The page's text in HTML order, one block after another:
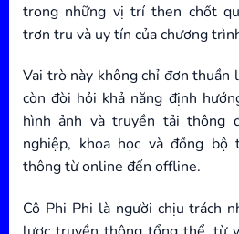
trong những vị trí then chốt
trơn tru và uy tín của chương
Vai trò này không chỉ đơn thuần
còn đòi hỏi khả năng định
hình ảnh và truyền tải thông
nghiệp, khoa học và đồng
thông từ online đến offline.
Cô Phi Phi là người chịu trách